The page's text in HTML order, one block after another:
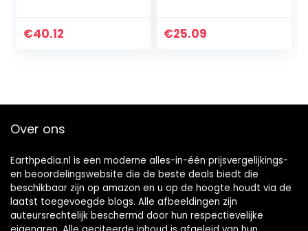
Voedingsdoos
€40.12
Buiten Houden
€25.09
Over ons
Earthpedia.nl is een moderne alles-in-één prijsvergelijkings-
en beoordelingswebsite die de beste deals biedt die
beschikbaar zijn op amazon en u op de hoogte houdt via de
laatst toegevoegde blogs. Alle afbeeldingen zijn
auteursrechtelijk beschermd door hun respectievelijke